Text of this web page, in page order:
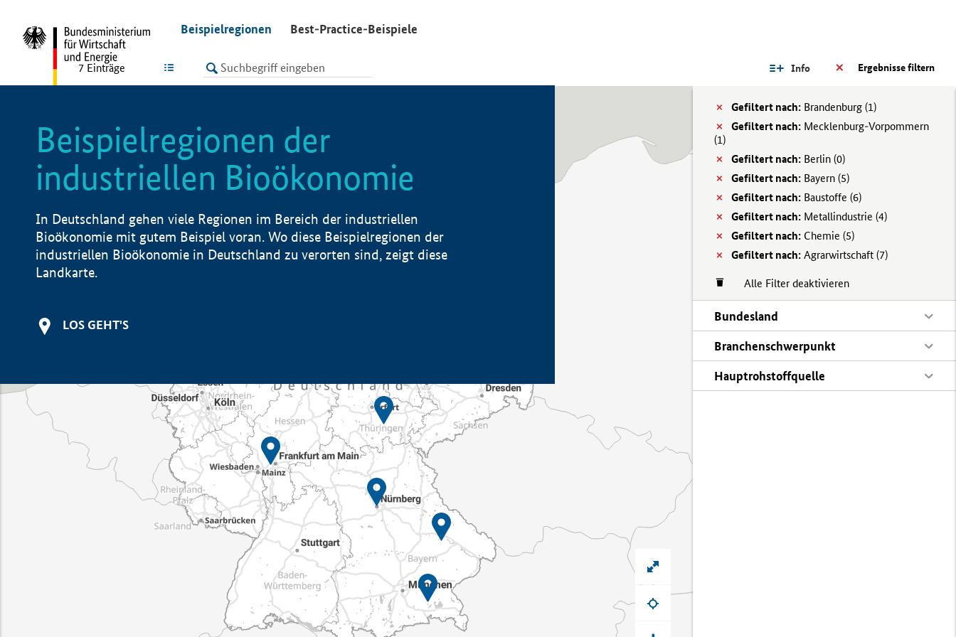
Beispielregionen Best-Practice-Beispiele
LISTE Ergebnisse filtern
Info
Gefiltert nach: Brandenburg (1)
Gefiltert nach: Mecklenburg-Vorpommern
(1)
Gefiltert nach: Berlin (0)
Gefiltert nach: Bayern (5)
Gefiltert nach: Baustoffe (6)
Gefiltert nach: Metallindustrie (4)
Gefiltert nach: Chemie (5)
Gefiltert nach: Agrarwirtschaft (7)
Alle Filter deaktivieren
Bundesland
Branchenschwerpunkt
Hauptrohstoffquelle
7 Einträge
Beispielregionen der
industriellen Bioökonomie
In Deutschland gehen viele Regionen im Bereich der industriellen
Bioökonomie mit gutem Beispiel voran. Wo diese Beispielregionen der
industriellen Bioökonomie in Deutschland zu verorten sind, zeigt diese
Landkarte.
LOS GEHT'S